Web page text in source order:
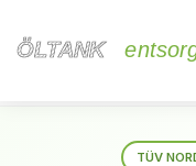
ÖLTANK
ÖLTANK
TÜV